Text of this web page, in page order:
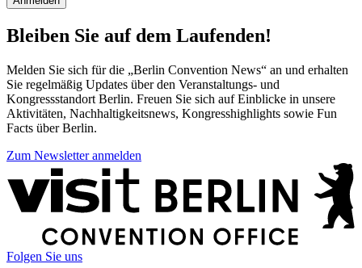
Bleiben Sie auf dem Laufenden!
Melden Sie sich für die „Berlin Convention News“ an und erhalten
Sie regelmäßig Updates über den Veranstaltungs- und
Kongressstandort Berlin. Freuen Sie sich auf Einblicke in unsere
Aktivitäten, Nachhaltigkeitsnews, Kongresshighlights sowie Fun
Facts über Berlin.
Zum Newsletter anmelden
Weitere
Informationen
Folgen Sie uns